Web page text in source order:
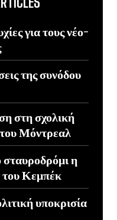
για τους νέο-
της συνόδου
στη σχολική
Μόντρεαλ
σταυροδρόμι η
του Κεμπέκ
υποκρισία